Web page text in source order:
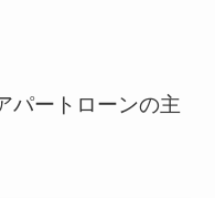
パートローンの主